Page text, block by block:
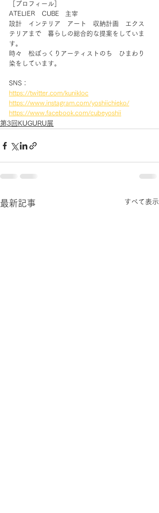
［プロフィール］
ATELIER　CUBE   主宰
設計　インテリア　アート　収納計画　エクス
テリアまで　暮らしの総合的な提案をしていま
す。
時々　松ぼっくりアーティストのち　ひまわり
染をしています。
SNS：
https://twitter.com/kunikloc
https://www.instagram.com/yoshiichieko/
https://www.facebook.com/cubeyoshii
第3回KUGURU展
最新記事 すべて表示